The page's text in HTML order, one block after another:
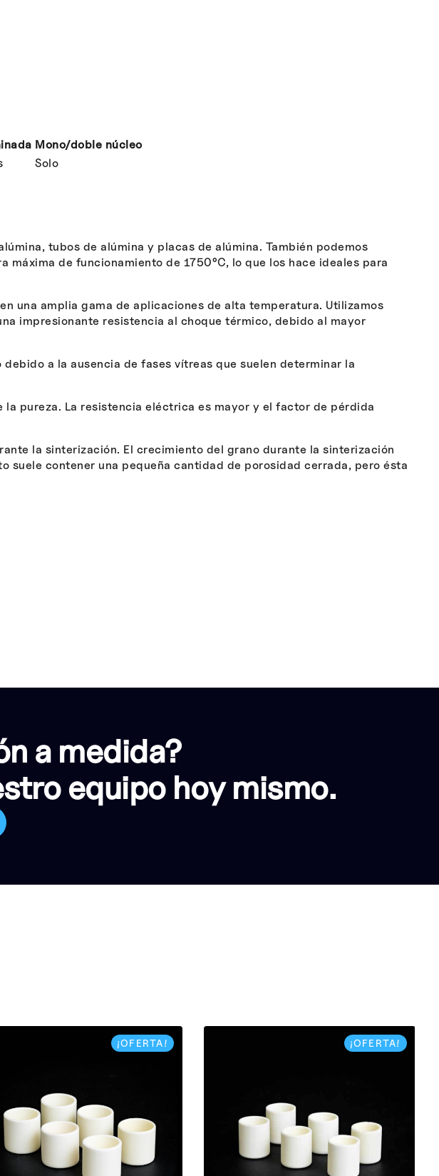
Mono/doble núcleo
Solo
tubos de alúmina y placas de alúmina. También podemos
de funcionamiento de 1750°C, lo que los hace ideales para
una amplia gama de aplicaciones de alta temperatura. Utilizamos
impresionante resistencia al choque térmico, debido al mayor
a la ausencia de fases vítreas que suelen determinar la
pureza. La resistencia eléctrica es mayor y el factor de pérdida
la sinterización. El crecimiento del grano durante la sinterización
suele contener una pequeña cantidad de porosidad cerrada, pero ésta
a medida?
equipo hoy mismo.
¡OFERTA! ¡OFERTA!